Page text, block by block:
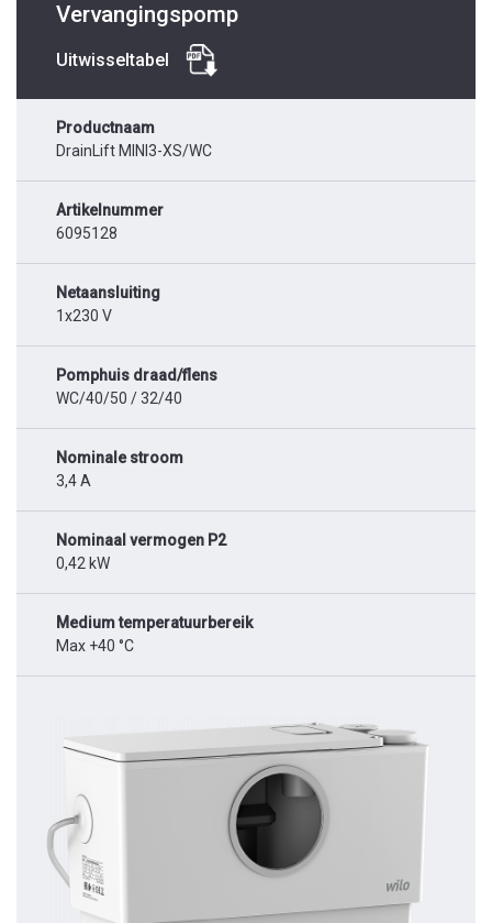
Vervangingspomp
Uitwisseltabel
Productnaam
DrainLift MINI3-XS/WC
Artikelnummer
6095128
Netaansluiting
1x230 V
Pomphuis draad/flens
WC/40/50 / 32/40
Nominale stroom
3,4 A
Nominaal vermogen P2
0,42 kW
Medium temperatuurbereik
Max +40 °C